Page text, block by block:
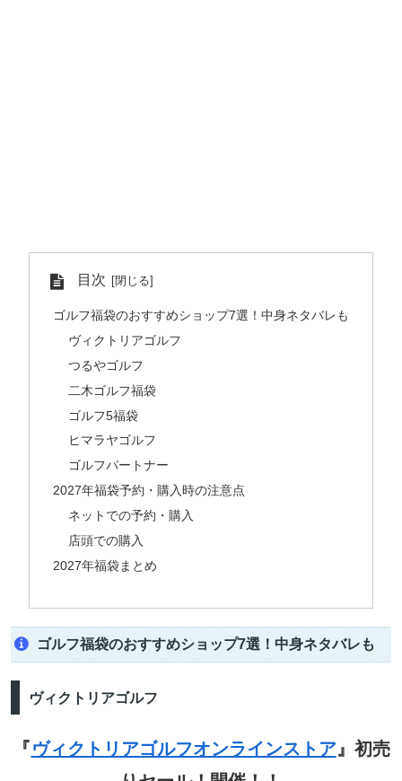
目次
ゴルフ福袋のおすすめショップ7選！中身ネタバレも
ヴィクトリアゴルフ
つるやゴルフ
二木ゴルフ福袋
ゴルフ5福袋
ヒマラヤゴルフ
ゴルフパートナー
2027年福袋予約・購入時の注意点
ネットでの予約・購入
店頭での購入
2027年福袋まとめ
ゴルフ福袋のおすすめショップ7選！中身ネタバレも
ヴィクトリアゴルフ
『ヴィクトリアゴルフオンラインストア』初売